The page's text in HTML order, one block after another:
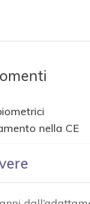
nella CE